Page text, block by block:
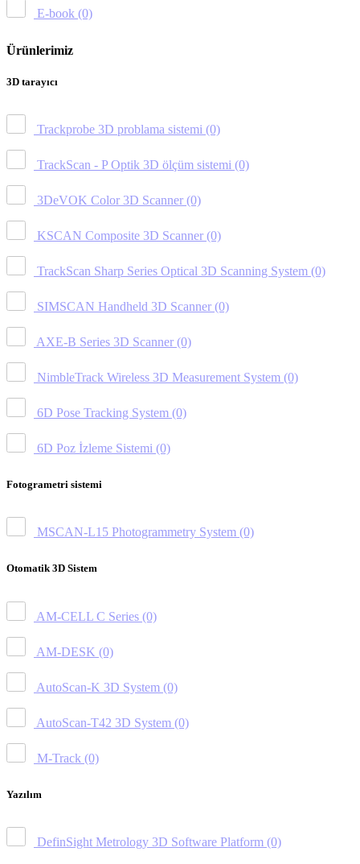
E-book (0)
Ürünlerimiz
3D tarayıcı
Trackprobe 3D problama sistemi (0)
TrackScan - P Optik 3D ölçüm sistemi (0)
3DeVOK Color 3D Scanner (0)
KSCAN Composite 3D Scanner (0)
TrackScan Sharp Series Optical 3D Scanning System (0)
SIMSCAN Handheld 3D Scanner (0)
AXE-B Series 3D Scanner (0)
NimbleTrack Wireless 3D Measurement System (0)
6D Pose Tracking System (0)
6D Poz İzleme Sistemi (0)
Fotogrametri sistemi
MSCAN-L15 Photogrammetry System (0)
Otomatik 3D Sistem
AM-CELL C Series (0)
AM-DESK (0)
AutoScan-K 3D System (0)
AutoScan-T42 3D System (0)
M-Track (0)
Yazılım
DefinSight Metrology 3D Software Platform (0)